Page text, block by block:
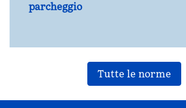
parcheggio
Tutte le norme